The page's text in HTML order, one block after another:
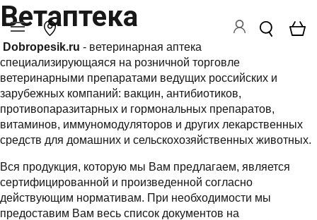
Ветаптека
Dobropesik.ru - ветеринарная аптека
специализирующаяся на розничной торговле
ветеринарными препаратами ведущих российских и
зарубежных компаний: вакцин, антибиотиков,
противопаразитарных и гормональных препаратов,
витаминов, иммуномодуляторов и других лекарственных
средств для домашних и сельскохозяйственных животных.
Вся продукция, которую мы Вам предлагаем, является
сертифицированной и произведенной согласно
действующим нормативам. При необходимости мы
предоставим Вам весь список документов на